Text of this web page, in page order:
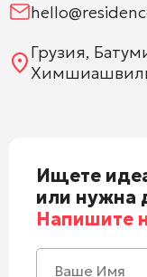
Грузия,
Ищете
или нужна
Напишите